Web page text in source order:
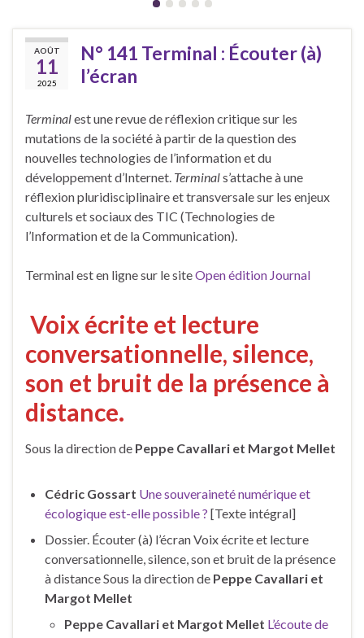
AOÛT
11
2025
N° 141 Terminal : Écouter (à)
l’écran
Terminalest une revue de réflexion critique sur les
mutations de la société à partir de la question des
nouvelles technologies de l’information et du
développement d’Internet. Terminals’attache à une
réflexion pluridisciplinaire et transversale sur les enjeux
culturels et sociaux des TIC (Technologies de
l’Information et de la Communication).
Terminal est en ligne sur le siteOpen édition Journal
Voix écrite et lecture
conversationnelle, silence,
son et bruit de la présence à
distance.
Sous la direction de Peppe Cavallari et Margot Mellet
Cédric Gossart Une souveraineté numérique et
écologique est-elle possible ? [Texte intégral]
Dossier. Écouter (à) l’écran Voix écrite et lecture
conversationnelle, silence, son et bruit de la présence
à distance Sous la direction de Peppe Cavallari et
Margot Mellet
Peppe Cavallari et Margot Mellet L’écoute de